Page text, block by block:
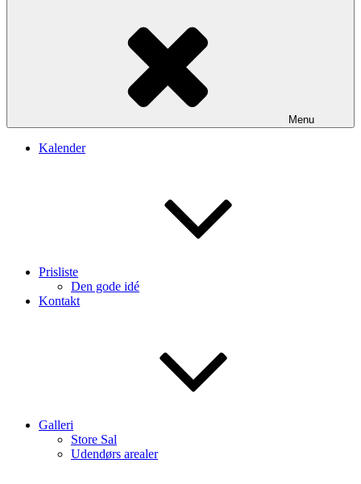
Menu
Kalender
Prisliste
Den gode idé
Kontakt
Galleri
Store Sal
Udendørs arealer